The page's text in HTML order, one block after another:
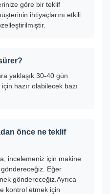
göre bir teklif
ihtiyaçlarını etkili
yaklaşık 30-40 gün
hazır olabilecek bazı
önce ne teklif
incelemeniz için makine
göndereceğiz. Eğer
göndereceğiz.Ayrıca
kontrol etmek için